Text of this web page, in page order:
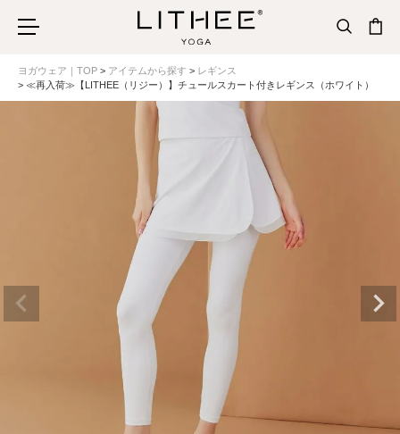
ヨガウェア｜TOP アイテムから探す
レギンス
≪再入荷≫【LITHEE（リジー）】チュールスカート付きレギンス（ホワイト）